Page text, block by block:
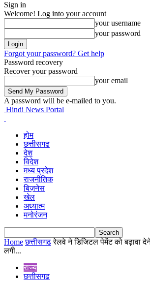
Sign in
Welcome! Log into your account
your username
your password
Forgot your password? Get help
Password recovery
Recover your password
your email
A password will be e-mailed to you.
Hindi News Portal
होम
छत्तीसगढ
देश
विदेश
मध्य प्रदेश
राजनीतिक
बिज़नेस
खेल
अध्यात्म
मनोरंजन
Home छत्तीसगढ रेलवे ने डिजिटल पेमेंट को बढ़ावा
लगी...
राज्य
छत्तीसगढ